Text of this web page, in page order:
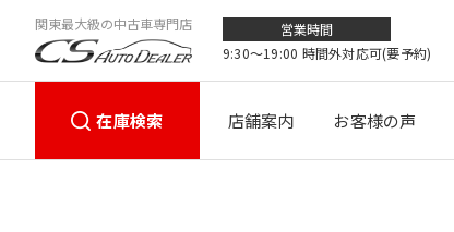
関東最大級の中古車専門店
営業時間
9:30〜19:00 時間外対応可(要予約)
在庫検索 店舗案内 お客様の声